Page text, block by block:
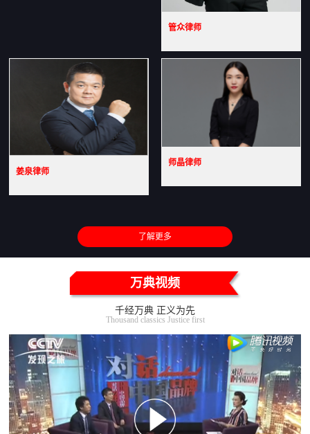
管众律师
姜泉律师
师晶律师
了解更多
万典视频
千经万典 正义为先
Thousand classics Justice first